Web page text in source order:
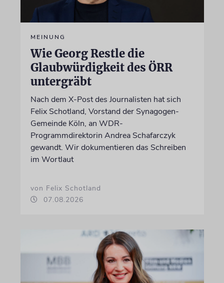
MEINUNG
Wie Georg Restle die
Glaubwürdigkeit des ÖRR
untergräbt
Nach dem X-Post des Journalisten hat sich
Felix Schotland, Vorstand der Synagogen-
Gemeinde Köln, an WDR-
Programmdirektorin Andrea Schafarczyk
gewandt. Wir dokumentieren das Schreiben
im Wortlaut
von Felix Schotland
07.08.2026